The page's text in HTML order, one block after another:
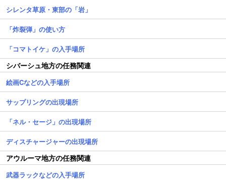
シレンタ草原・東部の「岩」
「炸裂弾」の使い方
「コマトイケ」の入手場所
シバーシュ地方の任務関連
絵画Cなどの入手場所
サップリングの出現場所
「ネル・セージ」の出現場所
ディスチャージャーの出現場所
アウルーマ地方の任務関連
武器ラックなどの入手場所